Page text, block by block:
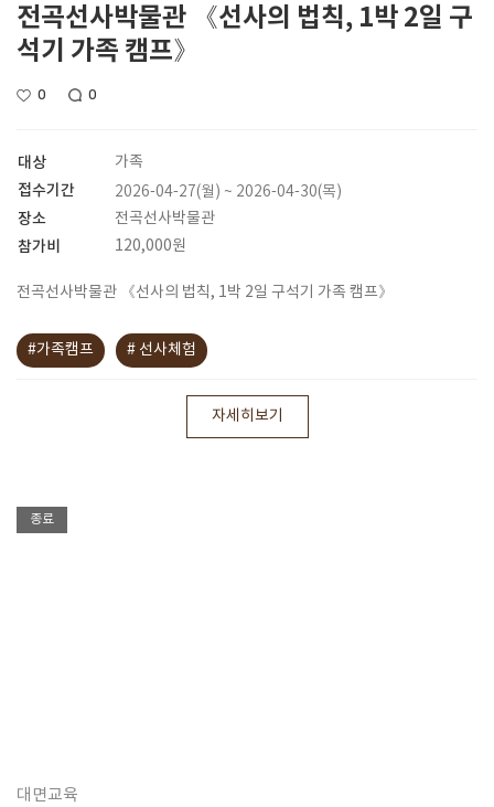
전곡선사박물관 《선사의 법칙, 1박 2일 구
석기 가족 캠프》
0 0
대상 가족
접수기간 2026-04-27(월) ~ 2026-04-30(목)
장소 전곡선사박물관
참가비 120,000원
전곡선사박물관 《선사의 법칙, 1박 2일 구석기 가족 캠프》
#가족캠프 # 선사체험
자세히보기
종료
대면교육